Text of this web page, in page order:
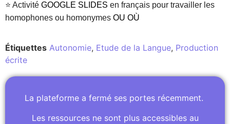
⭐ Activité GOOGLE SLIDES en français pour travailler les
homophones ou homonymes OU OÙ
Étiquettes Autonomie, Etude de la Langue, Production
écrite
La plateforme a fermé ses portes récemment.
Les ressources ne sont plus accessibles au